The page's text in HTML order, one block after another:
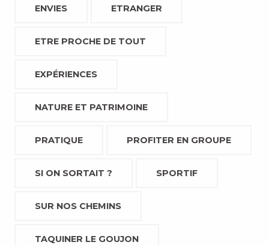
ENVIES ETRANGER
ETRE PROCHE DE TOUT
EXPÉRIENCES
NATURE ET PATRIMOINE
PRATIQUE PROFITER EN GROUPE
SI ON SORTAIT ? SPORTIF
SUR NOS CHEMINS
TAQUINER LE GOUJON